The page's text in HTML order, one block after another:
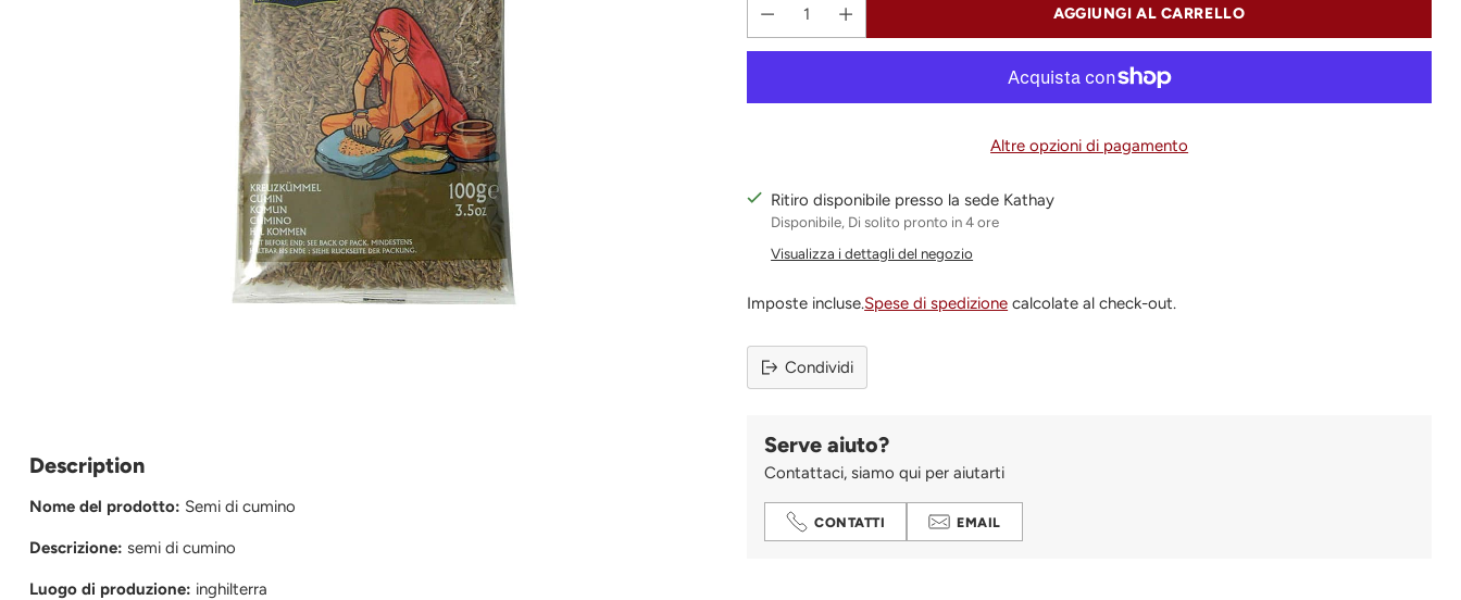
Description
Nome del prodotto: Semi di cumino
Descrizione: semi di cumino
Luogo di produzione: inghilterra
AGGIUNGI AL CARRELLO
Altre opzioni di pagamento
Ritiro disponibile presso la sede Kathay
Disponibile, Di solito pronto in 4 ore
Visualizza i dettagli del negozio
Imposte incluse.Spese di spedizione calcolate al check-out.
Condividi
Serve aiuto?
Contattaci, siamo qui per aiutarti
CONTATTI EMAIL